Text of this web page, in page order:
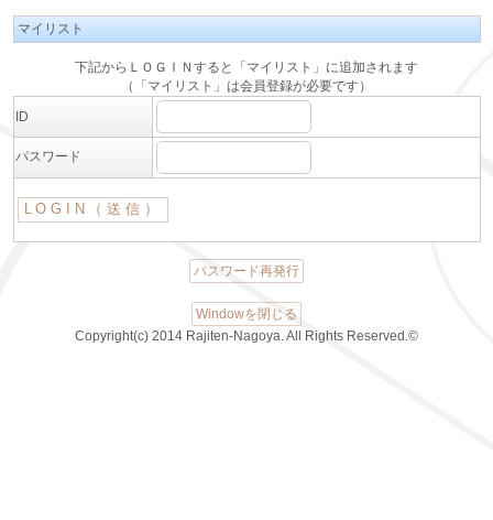
マイリスト
下記からＬＯＧＩＮすると「マイリスト」に追加されます
（「マイリスト」は会員登録が必要です）
ID
パスワード
パスワード再発行
Windowを閉じる
Copyright(c) 2014 Rajiten-Nagoya. All Rights Reserved.©